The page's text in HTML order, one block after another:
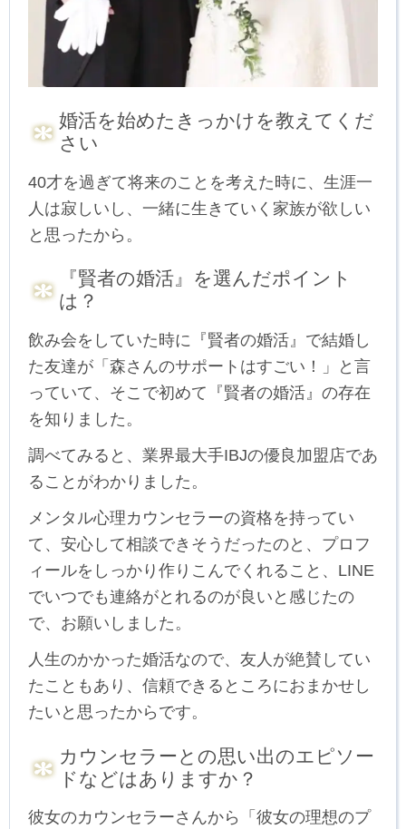
婚活を始めたきっかけを教えてくだ
さい
40才を過ぎて将来のことを考えた時に、生涯一
人は寂しいし、一緒に生きていく家族が欲しい
と思ったから。
『賢者の婚活』を選んだポイント
は？
飲み会をしていた時に『賢者の婚活』で結婚し
た友達が「森さんのサポートはすごい！」と言
っていて、そこで初めて『賢者の婚活』の存在
を知りました。
調べてみると、業界最大手IBJの優良加盟店であ
ることがわかりました。
メンタル心理カウンセラーの資格を持ってい
て、安心して相談できそうだったのと、プロフ
ィールをしっかり作りこんでくれること、LINE
でいつでも連絡がとれるのが良いと感じたの
で、お願いしました。
人生のかかった婚活なので、友人が絶賛してい
たこともあり、信頼できるところにおまかせし
たいと思ったからです。
カウンセラーとの思い出のエピソー
ドなどはありますか？
彼女のカウンセラーさんから「彼女の理想のプ